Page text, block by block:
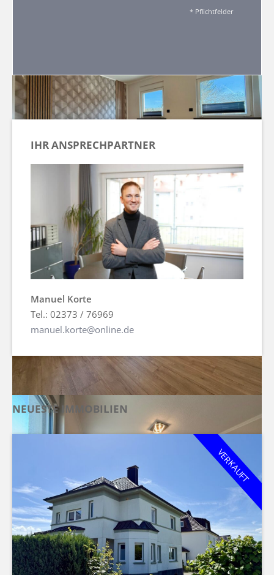
* Pflichtfelder
IHR ANSPRECHPARTNER
Manuel Korte
Tel.: 02373 / 76969
manuel.korte@online.de
NEUESTE IMMOBILIEN
VERKAUFT